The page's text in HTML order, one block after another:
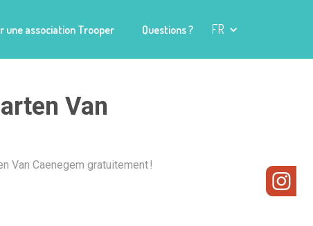
une association Trooper Questions ? FR
Van
Van Caenegem gratuitement !